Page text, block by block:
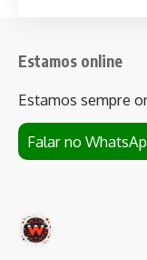
Estamos online
Estamos sempre
Falar no